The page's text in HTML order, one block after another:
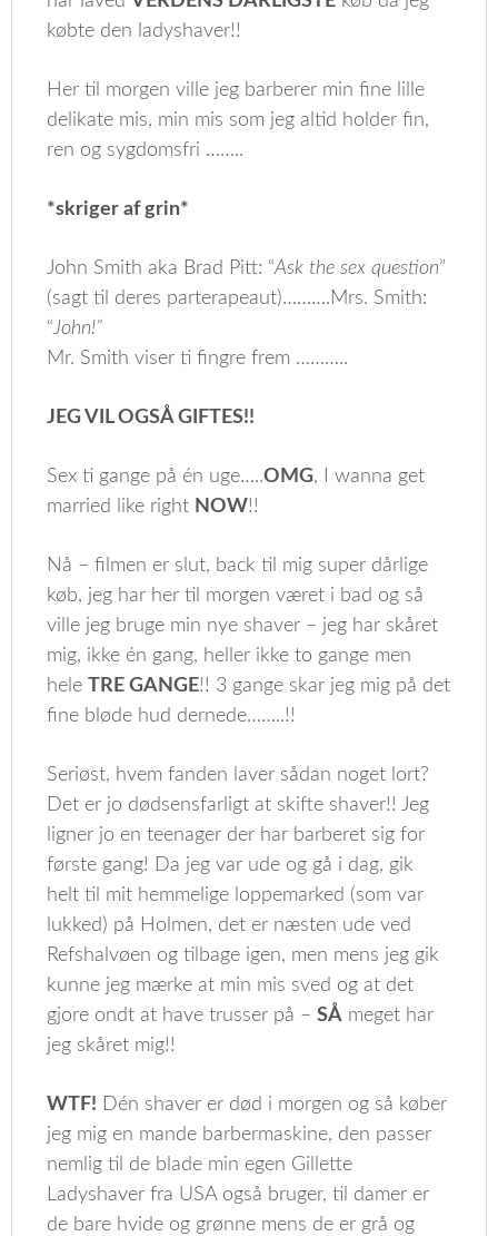
købte den ladyshaver!!
Her til morgen ville jeg barberer min fine lille
delikate mis, min mis som jeg altid holder fin,
ren og sygdomsfri ……..
*skriger af grin*
John Smith aka Brad Pitt: “Ask the sex question”
(sagt til deres parterapeaut)……….Mrs. Smith:
“John!”
Mr. Smith viser ti fingre frem ………..
JEG VIL OGSÅ GIFTES!!
Sex ti gange på én uge…..OMG, I wanna get
married like right NOW!!
Nå – filmen er slut, back til mig super dårlige
køb, jeg har her til morgen været i bad og så
ville jeg bruge min nye shaver – jeg har skåret
mig, ikke én gang, heller ikke to gange men
heleTRE GANGE!! 3 gange skar jeg mig på det
fine bløde hud dernede……..!!
Seriøst, hvem fanden laver sådan noget lort?
Det er jo dødsensfarligt at skifte shaver!! Jeg
ligner jo en teenager der har barberet sig for
første gang! Da jeg var ude og gå i dag, gik
helt til mit hemmelige loppemarked (som var
lukked) på Holmen, det er næsten ude ved
Refshalvøen og tilbage igen, men mens jeg gik
kunne jeg mærke at min mis sved og at det
gjore ondt at have trusser på –SÅ meget har
jeg skåret mig!!
WTF! Dén shaver er død i morgen og så køber
jeg mig en mande barbermaskine, den passer
nemlig til de blade min egen Gillette
Ladyshaver fra USA også bruger, til damer er
de bare hvide og grønne mens de er grå og